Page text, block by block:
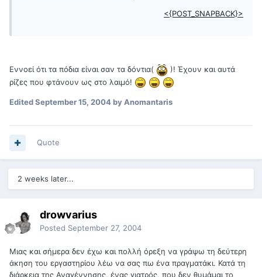
<{POST_SNAPBACK}>
Εννοεί ότι τα πόδια είναι σαν τα δόντια(
)! Έχουν και αυτά
ρίζες που φτάνουν ως στο λαιμό!
EditedSeptember 15, 2004by Anomantaris
Quote
2 weeks later...
drowvarius
Posted September 27, 2004
Μιας και σήμερα δεν έχω και πολλή όρεξη να γράψω τη δεύτερη
άκηση του εργαστηρίου λέω να σας πω ένα πραγματάκι. Κατά τη
διάρκεια της Αναγέννησης, ένας γιατρός, που δεν θυμάμαι το